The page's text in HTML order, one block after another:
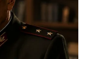
i kuvaju
namakanja. Tada
traje mnogo duže
prirodnih